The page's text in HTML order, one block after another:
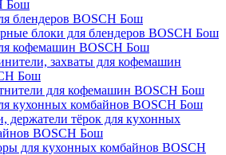
Бош
блендеров BOSCH Бош
блоки для блендеров BOSCH Бош
кофемашин BOSCH Бош
захваты для кофемашин
Бош
для кофемашин BOSCH Бош
кухонных комбайнов BOSCH Бош
держатели тёрок для кухонных
BOSCH Бош
для кухонных комбайнов BOSCH